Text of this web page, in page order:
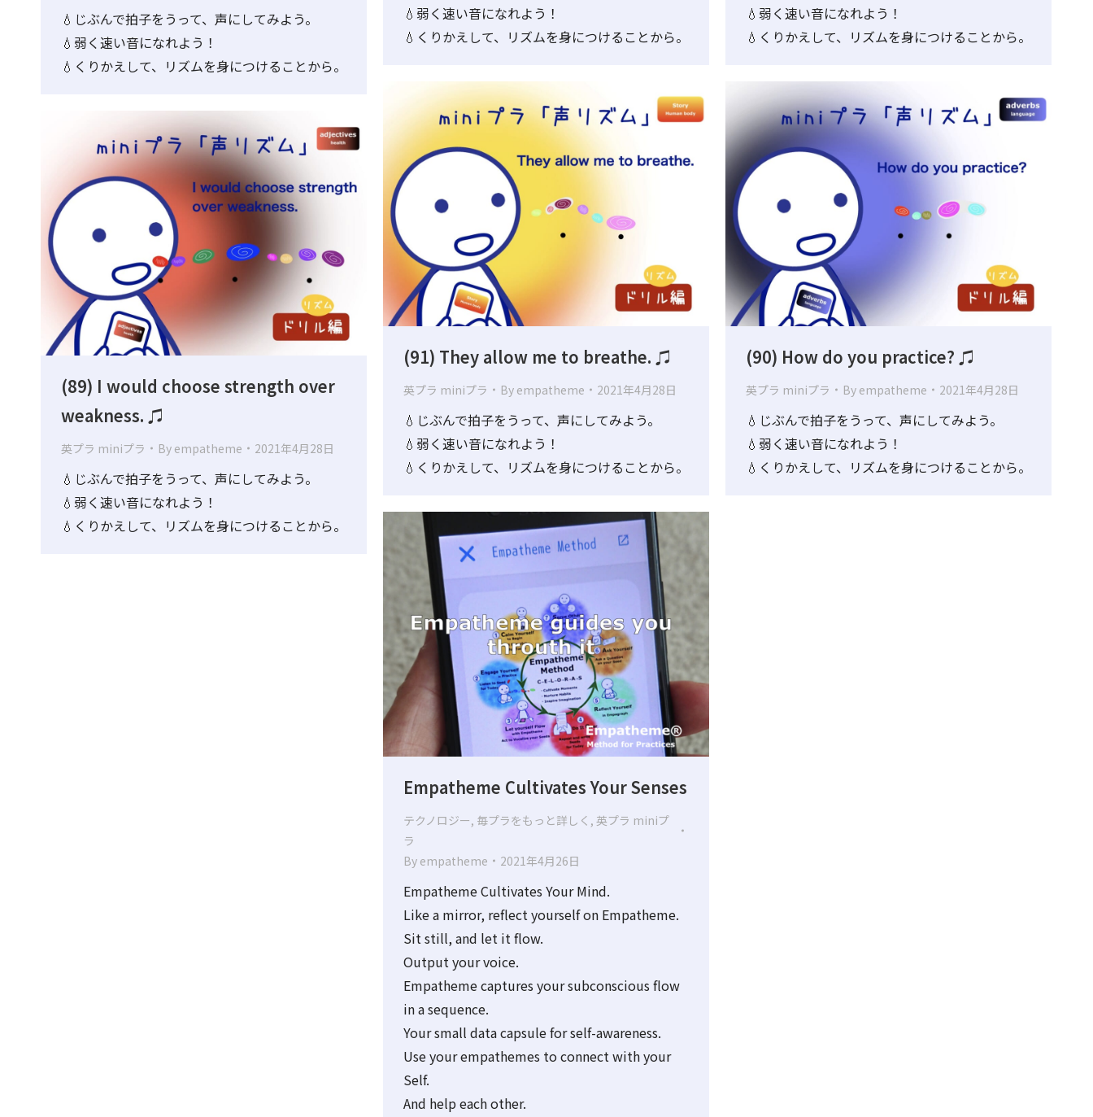
💧弱く速い音になれよう！
💧くりかえして、リズムを身につけることから。
💧弱く速い音になれよう！
💧くりかえして、リズムを身につけることから。
💧じぶんで拍子をうって、声にしてみよう。
💧弱く速い音になれよう！
💧くりかえして、リズムを身につけることから。
(91) They allow me to breathe. ♫
英プラ miniプラ By empatheme 2021年4月28日
💧じぶんで拍子をうって、声にしてみよう。
💧弱く速い音になれよう！
💧くりかえして、リズムを身につけることから。
(90) How do you practice? ♫
英プラ miniプラ By empatheme 2021年4月28日
💧じぶんで拍子をうって、声にしてみよう。
💧弱く速い音になれよう！
💧くりかえして、リズムを身につけることから。
(89) I would choose strength over
weakness. ♫
英プラ miniプラ By empatheme 2021年4月28日
💧じぶんで拍子をうって、声にしてみよう。
💧弱く速い音になれよう！
💧くりかえして、リズムを身につけることから。
Empatheme Cultivates Your Senses
テクノロジー, 毎プラをもっと詳しく , 英プラ miniプ
ラ
By empatheme 2021年4月26日
Empatheme Cultivates Your Mind.
Like a mirror, reflect yourself on Empatheme.
Sit still, and let it flow.
Output your voice.
Empatheme captures your subconscious flow
in a sequence.
Your small data capsule for self-awareness.
Use your empathemes to connect with your
Self.
And help each other.